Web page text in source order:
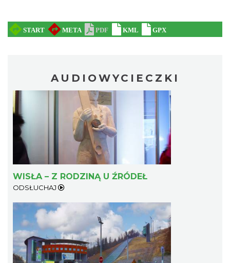
AUDIOWYCIECZKI
WISŁA – Z RODZINĄ U ŹRÓDEŁ
ODSŁUCHAJ